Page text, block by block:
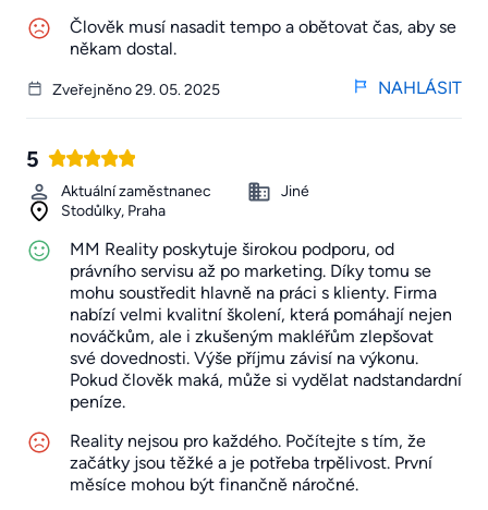
Člověk musí nasadit tempo a obětovat čas, aby se
někam dostal.
Zveřejněno 29. 05. 2025 NAHLÁSIT
5
Aktuální zaměstnanec
Jiné
Stodůlky, Praha
MM Reality poskytuje širokou podporu, od
právního servisu až po marketing. Díky tomu se
mohu soustředit hlavně na práci s klienty. Firma
nabízí velmi kvalitní školení, která pomáhají nejen
nováčkům, ale i zkušeným makléřům zlepšovat
své dovednosti. Výše příjmu závisí na výkonu.
Pokud člověk maká, může si vydělat nadstandardní
peníze.
Reality nejsou pro každého. Počítejte s tím, že
začátky jsou těžké a je potřeba trpělivost. První
měsíce mohou být finančně náročné.